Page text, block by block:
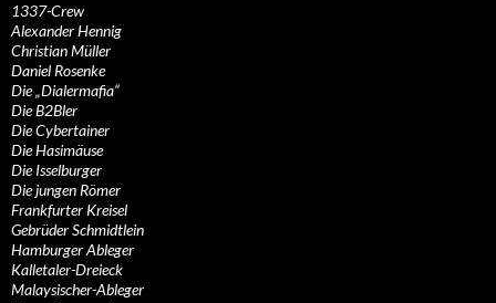
1337-Crew
Alexander Hennig
Christian Müller
Daniel Rosenke
Die „Dialermafia“
Die B2Bler
Die Cybertainer
Die Hasimäuse
Die Isselburger
Die jungen Römer
Frankfurter Kreisel
Gebrüder Schmidtlein
Hamburger Ableger
Kalletaler-Dreieck
Malaysischer-Ableger